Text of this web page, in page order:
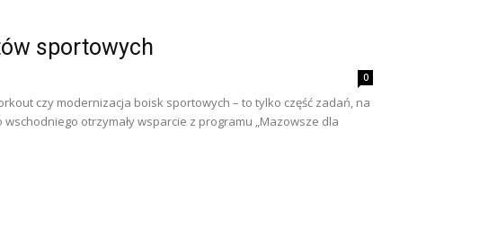
sportowych
0
czy modernizacja boisk sportowych – to tylko część zadań, na
otrzymały wsparcie z programu „Mazowsze dla